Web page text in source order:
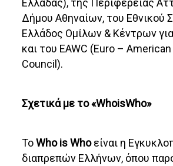
Ελλάδας), της Περιφέρειας
Δήμου Αθηναίων, του Εθνικού
Ελλάδος Ομίλων & Κέντρων
και του EAWC (Euro –
Council).
Σχετικά με το «WhoisWho»
ΤοWho is Whoείναι η
διαπρεπών Ελλήνων, όπου